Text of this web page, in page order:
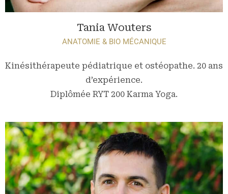
Tania Wouters
ANATOMIE & BIO MÉCANIQUE
Kinésithérapeute pédiatrique et ostéopathe. 20 ans
d’expérience.
Diplômée RYT 200 Karma Yoga.